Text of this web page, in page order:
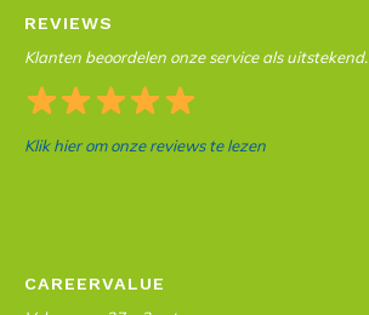
REVIEWS
Klanten beoordelen onze service als uitstekend.
Klik hier om onze reviews te lezen
CAREERVALUE